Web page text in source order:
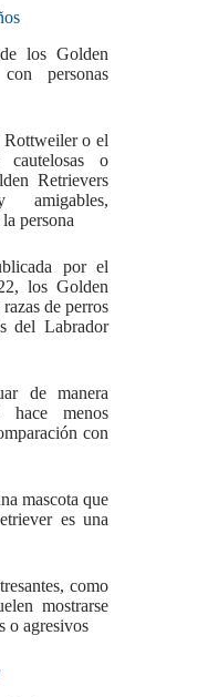
los Golden
personas
Rottweiler o el
o
Retrievers
persona
por el
los Golden
de perros
del Labrador
de manera
menos
con
mascota que
es una
como
mostrarse
o agresivos